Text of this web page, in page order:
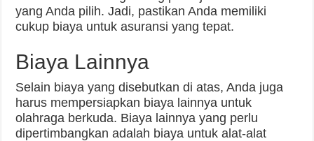
yang Anda pilih. Jadi, pastikan Anda memiliki
cukup biaya untuk asuransi yang tepat.
Biaya Lainnya
Selain biaya yang disebutkan di atas, Anda juga
harus mempersiapkan biaya lainnya untuk
olahraga berkuda. Biaya lainnya yang perlu
dipertimbangkan adalah biaya untuk alat-alat